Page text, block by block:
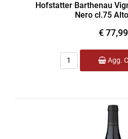
Hofstatter Barthenau
Nero cl.75
€ 77,99
Quantità
Agg.